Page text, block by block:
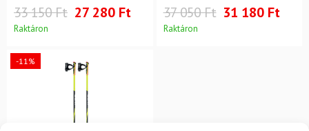
33 150 Ft 27 280 Ft
Raktáron
37 050 Ft 31 180 Ft
Raktáron
-11%